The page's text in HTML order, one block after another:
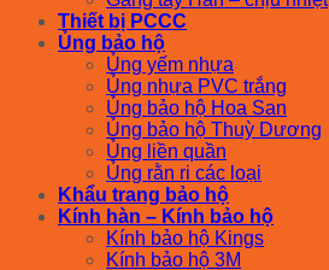
Thiết bị PCCC
Ủng bảo hộ
Ủng yếm nhựa
Ủng nhựa PVC trắng
Ủng bảo hộ Hoa San
Ủng bảo hộ Thuỳ Dương
Ủng liền quần
Ủng rằn ri các loại
Khẩu trang bảo hộ
Kính hàn – Kính bảo hộ
Kính bảo hộ Kings
Kính bảo hộ 3M